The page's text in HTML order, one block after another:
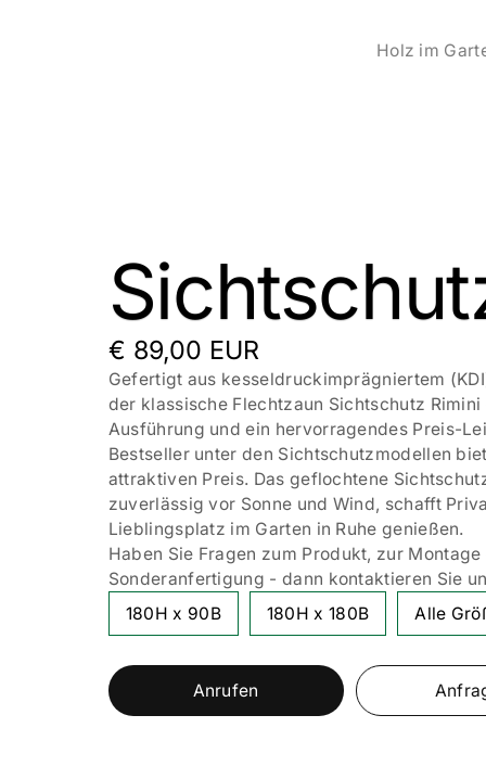
Holz im
€ 89,00 EUR
Gefertigt aus kesseldruckimprägniertem
der klassische Flechtzaun Sichtschutz
Ausführung und ein hervorragendes Preis-
Bestseller unter den Sichtschutzmodellen
attraktiven Preis. Das geflochtene
zuverlässig vor Sonne und Wind, schafft
Lieblingsplatz im Garten in Ruhe genießen.
Haben Sie Fragen zum Produkt, zur
Sonderanfertigung - dann kontaktieren Sie
180H x 90B
180H x 180B Alle
Anrufen